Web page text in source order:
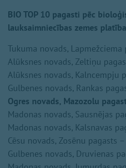
BIO TOP 10 pagasti pēc
lauksaimniecības zemes
Tukuma novads, Lapmežciema
Alūksnes novads, Zeltiņu
Alūksnes novads, Kalncempju
Gulbenes novads, Rankas
Ogres novads, Mazozolu
Madonas novads, Sausnējas
Madonas novads, Kalsnavas
Cēsu novads, Zosēnu pagasts
Gulbenes novads, Druvienas